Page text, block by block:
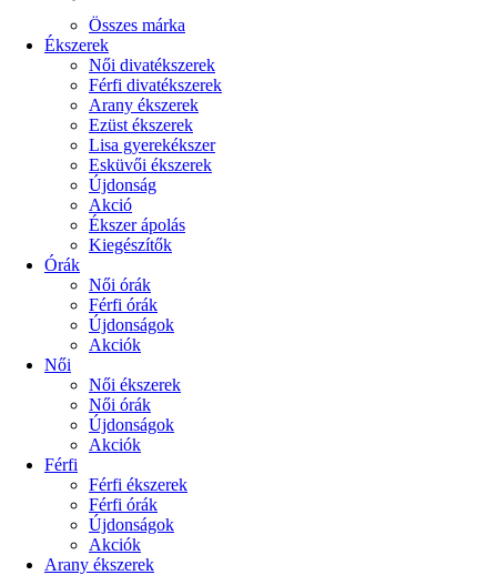
Összes márka
Ékszerek
Női divatékszerek
Férfi divatékszerek
Arany ékszerek
Ezüst ékszerek
Lisa gyerekékszer
Esküvői ékszerek
Újdonság
Akció
Ékszer ápolás
Kiegészítők
Órák
Női órák
Férfi órák
Újdonságok
Akciók
Női
Női ékszerek
Női órák
Újdonságok
Akciók
Férfi
Férfi ékszerek
Férfi órák
Újdonságok
Akciók
Arany ékszerek